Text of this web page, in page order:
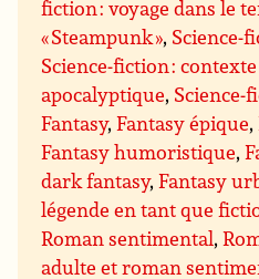
fiction : voyage dans le
« Steampunk », Science-
Science-fiction :
apocalyptique, Science-
Fantasy,Fantasy épique,
Fantasy humoristique,
dark fantasy,Fantasy
légende en tant que
Roman sentimental,
adulte et roman